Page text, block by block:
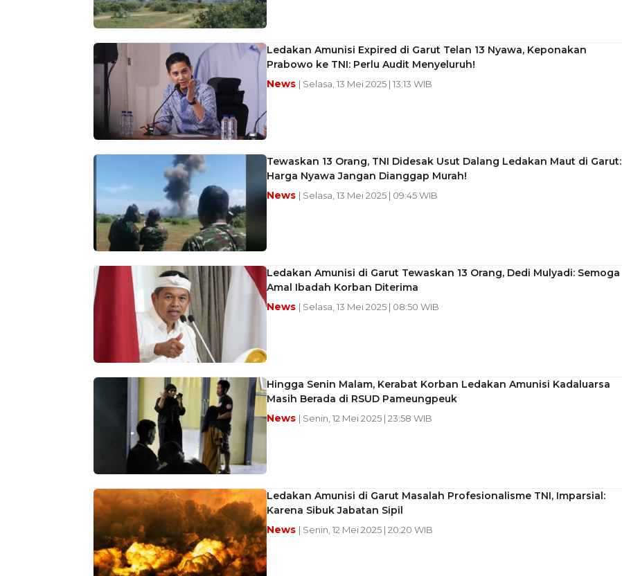
Ledakan Amunisi Expired di Garut Telan 13 Nyawa, Keponakan
Prabowo ke TNI: Perlu Audit Menyeluruh!
News | Selasa, 13 Mei 2025 | 13:13 WIB
Tewaskan 13 Orang, TNI Didesak Usut Dalang Ledakan Maut di Garut:
Harga Nyawa Jangan Dianggap Murah!
News | Selasa, 13 Mei 2025 | 09:45 WIB
Ledakan Amunisi di Garut Tewaskan 13 Orang, Dedi Mulyadi: Semoga
Amal Ibadah Korban Diterima
News | Selasa, 13 Mei 2025 | 08:50 WIB
Hingga Senin Malam, Kerabat Korban Ledakan Amunisi Kadaluarsa
Masih Berada di RSUD Pameungpeuk
News | Senin, 12 Mei 2025 | 23:58 WIB
Ledakan Amunisi di Garut Masalah Profesionalisme TNI, Imparsial:
Karena Sibuk Jabatan Sipil
News | Senin, 12 Mei 2025 | 20:20 WIB